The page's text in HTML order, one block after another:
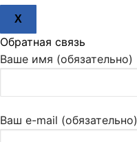
X
Обратная связь
Ваше имя (обязательно)
Ваш e-mail (обязательно)